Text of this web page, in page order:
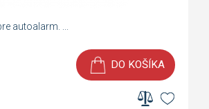
autoalarm. ...
DO KOŠÍKA